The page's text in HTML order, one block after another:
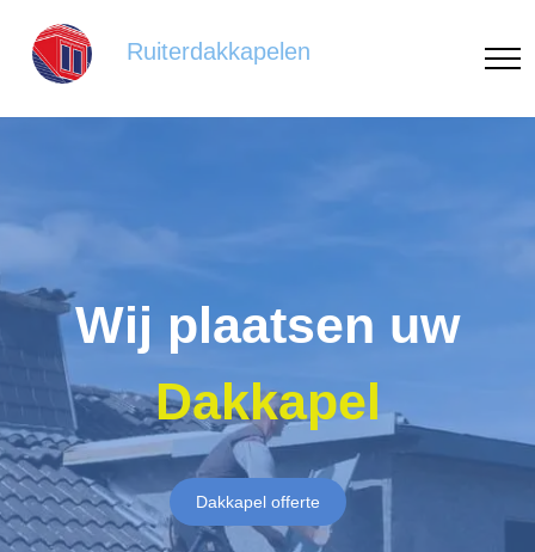
Ruiterdakkapelen
Wij plaatsen uw
Dakkapel
Dakkapel offerte